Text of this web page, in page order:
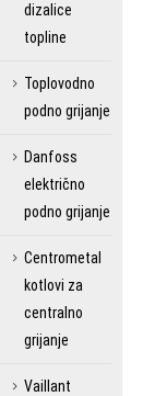
dizalice
topline
Toplovodno
podno grijanje
Danfoss
električno
podno grijanje
Centrometal
kotlovi za
centralno
grijanje
Vaillant